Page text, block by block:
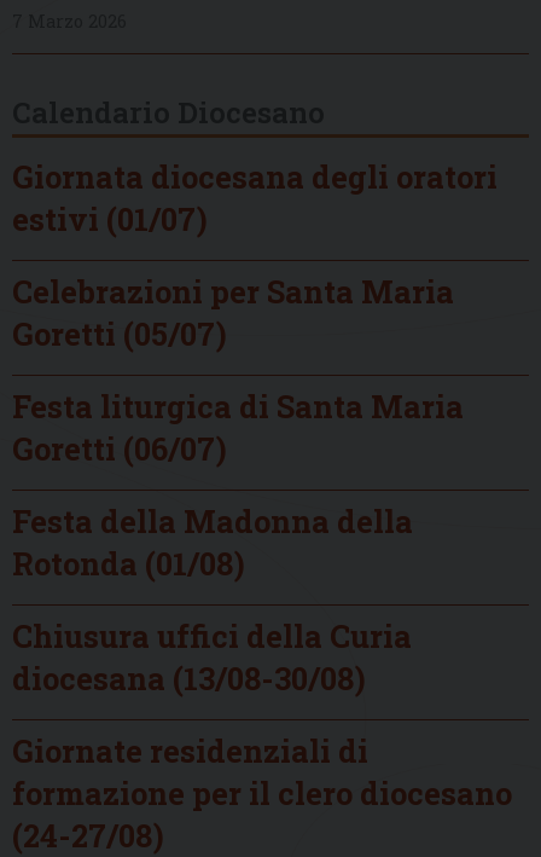
Giornata diocesana degli oratori
estivi (01/07)
Celebrazioni per Santa Maria
Goretti (05/07)
Festa liturgica di Santa Maria
Goretti (06/07)
Festa della Madonna della
Rotonda (01/08)
Chiusura uffici della Curia
diocesana (13/08-30/08)
Giornate residenziali di
formazione per il clero diocesano
(24-27/08)